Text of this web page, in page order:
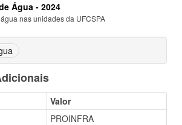
Água - 2024
nas unidades da UFCSPA
Valor
PROINFRA